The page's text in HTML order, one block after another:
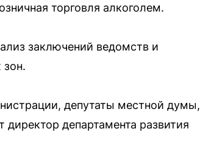
торговля алкоголем.
заключений ведомств и
зон.
депутаты местной думы,
департамента развития